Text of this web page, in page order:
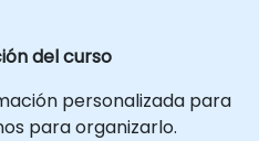
del curso
personalizada para
para organizarlo.